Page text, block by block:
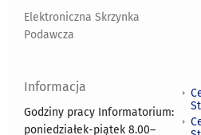
Elektroniczna Skrzynka
Podawcza
Informacja
Godziny pracy Informatorium:
poniedziałek-piątek 8.00–